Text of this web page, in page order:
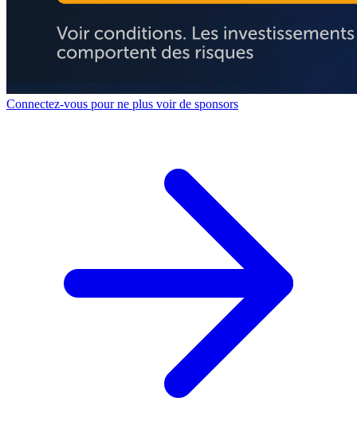
Connectez-vous pour ne plus voir de sponsors